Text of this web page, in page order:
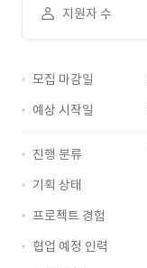
지원자 수
모집 마감일
예상 시작일
진행 분류
기획 상태
프로젝트 경험
협업 예정 인력